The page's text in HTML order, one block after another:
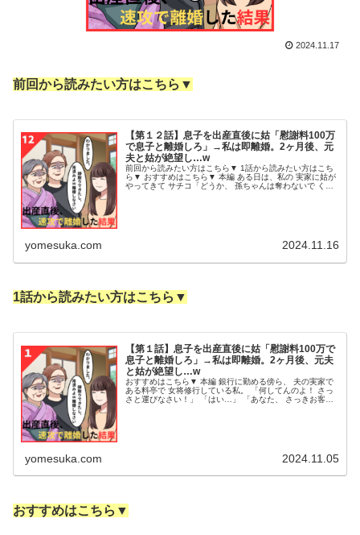
2024.11.17
前回から読みたい方はこちら▼
【第１２話】息子を出産直後に姑「慰謝料100万
で息子と離婚しろ」→私は即離婚。2ヶ月後、元
夫と姑が絶望し…w
前回から読みたい方はこちら▼ 1話から読みたい方はこち
ら▼ おすすめはこちら▼ 本編 ある日は、私の 実家に姑が
やってきて サチコ「どうか、 孫ちゃんは奪わないで くだ
yomesuka.com 2024.11.16
1話から読みたい方はこちら▼
【第１話】息子を出産直後に姑「慰謝料100万で
息子と離婚しろ」→私は即離婚。2ヶ月後、元夫
と姑が絶望し…w
おすすめはこちら▼ 本編 銀行に勤める傍ら、 夫の実家で
ある料亭で 女将修行している私。 「何してんのよ！ さっ
さと運びなさい！」 「はい…」 「あなた、 さっきお客様
yomesuka.com 2024.11.05
おすすめはこちら▼